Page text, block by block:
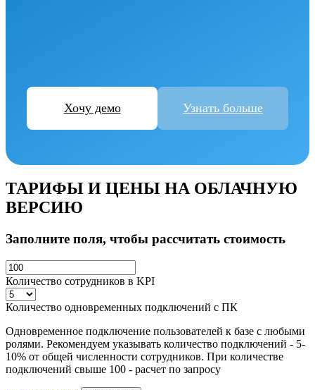
Хочу демо Узнать больше
ТАРИФЫ И ЦЕНЫ НА ОБЛАЧНУЮ
ВЕРСИЮ
Заполните поля, чтобы рассчитать стоимость
Количество сотрудников в KPI
Количество одновременных подключений с ПК
Одновременное подключение пользователей к базе с любыми
ролями. Рекомендуем указывать количество подключений - 5-
10% от общей численности сотрудников. При количестве
подключений свыше 100 - расчет по запросу